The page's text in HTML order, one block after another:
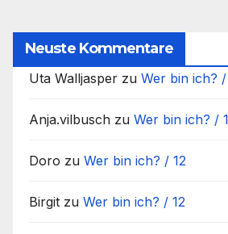
Neuste Kommentare
Uta Walljasper zu Wer bin ich? /
Anja.vilbusch zu Wer bin ich? /
Doro zu Wer bin ich? / 12
Birgit zu Wer bin ich? / 12